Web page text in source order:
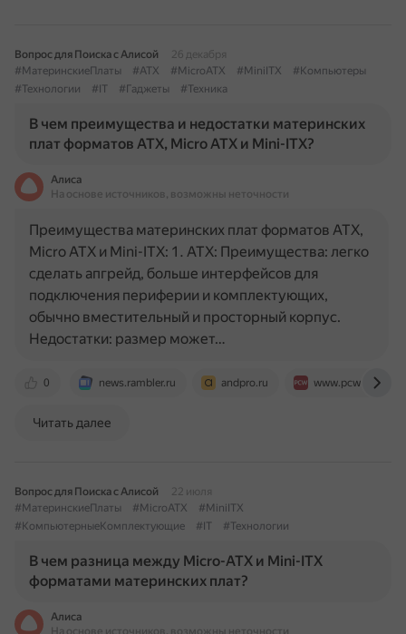
Вопрос для Поиска с Алисой
26 декабря
#МатеринскиеПлаты
#ATX #MicroATX #MiniITX
#Компьютеры
#Технологии
#IT #Гаджеты #Техника
В чем преимущества и недостатки материнских
плат форматов ATX, Micro ATX и Mini-ITX?
Алиса
На основе источников, возможны неточности
0 news.rambler.ru andpro.ru www.pcworld.com
Преимущества материнских плат форматов ATX,
Micro ATX и Mini-ITX: 1. ATX: Преимущества: легко
сделать апгрейд, больше интерфейсов для
подключения периферии и комплектующих,
обычно вместительный и просторный корпус.
Недостатки: размер может…
Читать далее
Вопрос для Поиска с Алисой
22 июля
#МатеринскиеПлаты
#MicroATX
#MiniITX
#КомпьютерныеКомплектующие
#IT #Технологии
В чем разница между Micro-ATX и Mini-ITX
форматами материнских плат?
Алиса
На основе источников, возможны неточности